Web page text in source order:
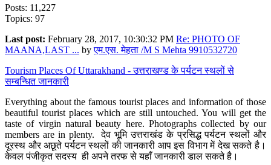
Posts: 11,227
Topics: 97
Last post: February 28, 2017, 10:30:32 PM Re: PHOTO OF
MAANA,LAST ... byएम.एस. मेहता /M S Mehta 9910532720
Tourism Places Of Uttarakhand - उत्तराखण्ड के पर्यटन स्थलों से
सम्बन्धित जानकारी
Everything about the famous tourist places and information of those
beautiful tourist places which are still untouched. You will get the
taste of virgin natural beauty here. Photographs collected by our
members are in plenty. देव भूमि उत्तराखंड के प्रसिद्ध पर्यटन स्थलों और
दूरस्थ और अछूते पर्यटन स्थलों की जानकारी आप इस विभाग में देख सकते है।
केवल पंजीकृत सदस्य ही अपने तरफ से यहाँ जानकारी डाल सकते है।